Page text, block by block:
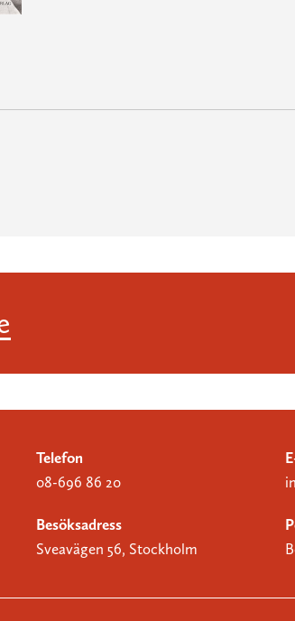
Telefon
08-696 86 20
Besöksadress
Sveavägen 56, Stockholm